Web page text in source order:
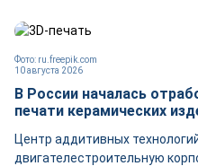
10 августа 2026
Фото: ru.freepik.com
В России началась
печати керамических
Центр аддитивных
двигателестроительную